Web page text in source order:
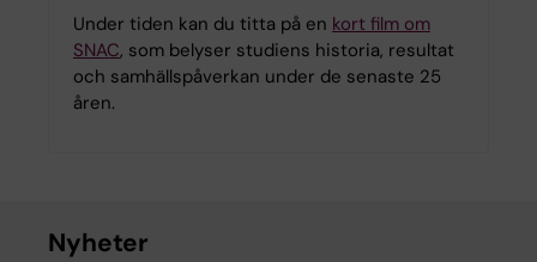
Under tiden kan du titta på en kort film om
SNAC, som belyser studiens historia, resultat
och samhällspåverkan under de senaste 25
åren.
Nyheter